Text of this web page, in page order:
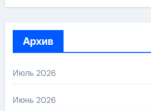
Архив
Июль 2026
Июнь 2026